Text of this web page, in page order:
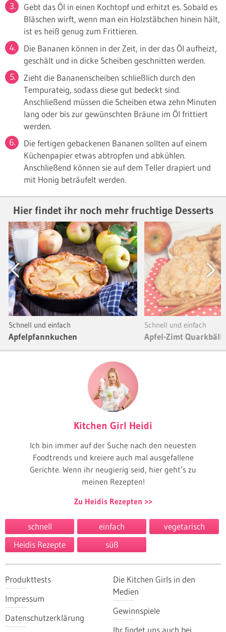
Gebt das Öl in einen Kochtopf und erhitzt es. Sobald es
Bläschen wirft, wenn man ein Holzstäbchen hinein hält,
ist es heiß genug zum Frittieren.
Die Bananen können in der Zeit, in der das Öl aufheizt,
geschält und in dicke Scheiben geschnitten werden.
Zieht die Bananenscheiben schließlich durch den
Tempurateig, sodass diese gut bedeckt sind.
Anschließend müssen die Scheiben etwa zehn Minuten
lang oder bis zur gewünschten Bräune im Öl frittiert
werden.
Die fertigen gebackenen Bananen sollten auf einem
Küchenpapier etwas abtropfen und abkühlen.
Anschließend können sie auf dem Teller drapiert und
mit Honig beträufelt werden.
Hier findet ihr noch mehr fruchtige Desserts
Previous
Schnell und einfach
Apfelpfannkuchen
Schnell und einfach
Apfel-Zimt
Next
Kitchen Girl Heidi
Ich bin immer auf der Suche nach den neuesten
Foodtrends und kreiere auch mal ausgefallene
Gerichte. Wenn ihr neugierig seid, hier geht’s zu
meinen Rezepten!
Zu Heidis Rezepten
schnell einfach
vegetarisch
Heidis Rezepte
süß
Produkttests
Impressum
Datenschutzerklärung
Die Kitchen Girls in den
Medien
Gewinnspiele
Ihr findet uns auch bei